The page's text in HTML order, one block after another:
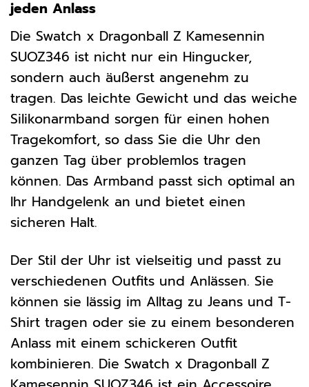
jeden Anlass
Die Swatch x Dragonball Z Kamesennin
SUOZ346 ist nicht nur ein Hingucker,
sondern auch äußerst angenehm zu
tragen. Das leichte Gewicht und das weiche
Silikonarmband sorgen für einen hohen
Tragekomfort, so dass Sie die Uhr den
ganzen Tag über problemlos tragen
können. Das Armband passt sich optimal an
Ihr Handgelenk an und bietet einen
sicheren Halt.
Der Stil der Uhr ist vielseitig und passt zu
verschiedenen Outfits und Anlässen. Sie
können sie lässig im Alltag zu Jeans und T-
Shirt tragen oder sie zu einem besonderen
Anlass mit einem schickeren Outfit
kombinieren. Die Swatch x Dragonball Z